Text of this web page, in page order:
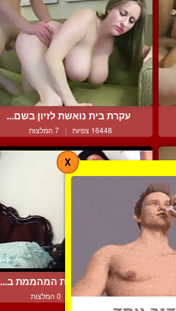
עקרת בית נואשת לזיון בשם...
16448 צפיות | 7 המלצות
קסנדרה הקאובוית המהממת ב...
5407 צפיות | 0 המלצות
X